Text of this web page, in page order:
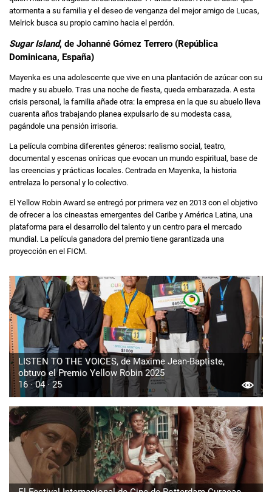
atormenta a su familia y el deseo de venganza del mejor amigo de Lucas,
Melrick busca su propio camino hacia el perdón.
Sugar Island, de Johanné Gómez Terrero (República
Dominicana, España)
Mayenka es una adolescente que vive en una plantación de azúcar con su
madre y su abuelo. Tras una noche de fiesta, queda embarazada. A esta
crisis personal, la familia añade otra: la empresa en la que su abuelo lleva
cuarenta años trabajando planea expulsarlo de su modesta casa,
pagándole una pensión irrisoria.
La película combina diferentes géneros: realismo social, teatro,
documental y escenas oníricas que evocan un mundo espiritual, base de
las creencias y prácticas locales. Centrada en Mayenka, la historia
entrelaza lo personal y lo colectivo.
El Yellow Robin Award se entregó por primera vez en 2013 con el objetivo
de ofrecer a los cineastas emergentes del Caribe y América Latina, una
plataforma para el desarrollo del talento y un centro para el mercado
mundial. La película ganadora del premio tiene garantizada una
proyección en el FICM.
LISTEN TO THE VOICES, de Maxime Jean-Baptiste,
obtuvo el Premio Yellow Robin 2025
16 · 04 · 25